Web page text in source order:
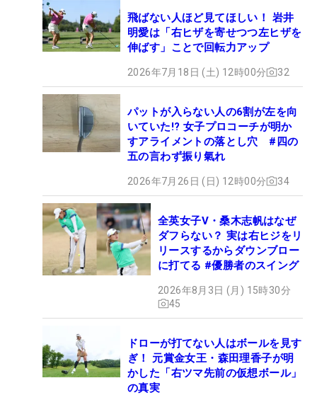
飛ばない人ほど見てほしい！ 岩井
明愛は「右ヒザを寄せつつ左ヒザを
伸ばす」ことで回転力アップ
2026年7月18日 (土) 12時00分 32
パットが入らない人の6割が左を向
いていた!? 女子プロコーチが明か
すアライメントの落とし穴 #四の
五の言わず振り氣れ
2026年7月26日 (日) 12時00分 34
全英女子V・桑木志帆はなぜ
ダフらない？ 実は右ヒジをリ
リースするからダウンブロー
に打てる #優勝者のスイング
2026年8月3日 (月) 15時30分
45
ドローが打てない人はボールを見す
ぎ！ 元賞金女王・森田理香子が明
かした「右ツマ先前の仮想ボール」
の真実